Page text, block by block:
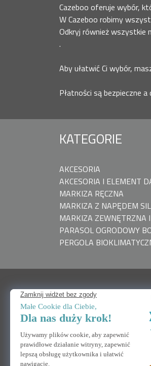
Cazeboo oferuje wybór,
W Cazeboo robimy
Odkryj również wszystkie
.
Aby ułatwić Ci wybór,
Płatności są bezpieczne
KATEGORIE
AKCESORIA
AKCESORIA I ELEMENT
MARKIZA RĘCZNA
MARKIZA Z NAPĘDEM
MARKIZA ZEWNĘTRZNA
PARASOL OGRODOWY
PERGOLA
POTRZEBUJĘ
Skontaktuj się z nami
Często zadawane